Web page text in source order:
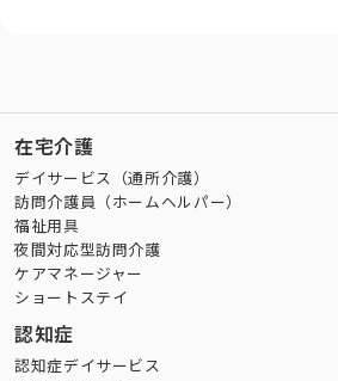
在宅介護
デイサービス（通所介護）
訪問介護員（ホームヘルパー）
福祉用具
夜間対応型訪問介護
ケアマネージャー
ショートステイ
認知症
認知症デイサービス